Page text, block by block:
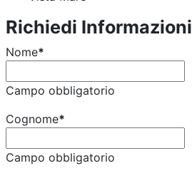
Richiedi Informazioni
Nome*
Campo obbligatorio
Cognome*
Campo obbligatorio